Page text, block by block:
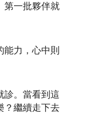
第一批夥伴就
力，心中則
診。當看到這
？繼續走下去